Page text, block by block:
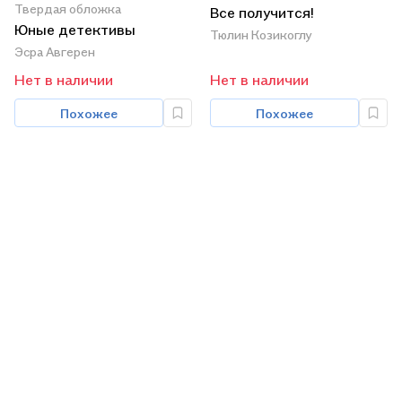
Твердая обложка
Юные детективы
Эсра Авгерен
Нет в наличии
Похожее
Все получится!
Тюлин Козикоглу
Нет в наличии
Похожее